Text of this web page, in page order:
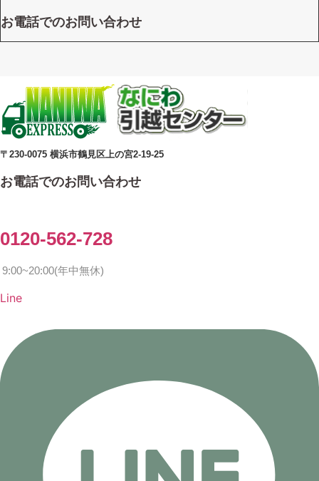
お電話でのお問い合わせ
〒230-0075 横浜市鶴見区上の宮2-19-25
お電話でのお問い合わせ
0120-562-728
9:00~20:00(年中無休)
Line